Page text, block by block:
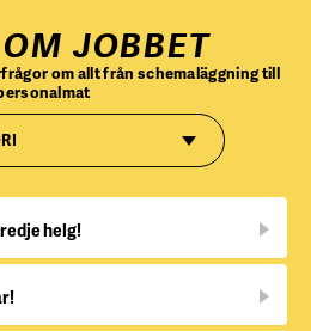
JOBBET
om allt från schemaläggning till
helg!